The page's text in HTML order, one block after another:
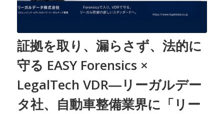
証拠を取り、漏らさず、法的に
守る EASY Forensics ×
LegalTech VDR―リーガルデー
タ社、自動車整備業界に「リー